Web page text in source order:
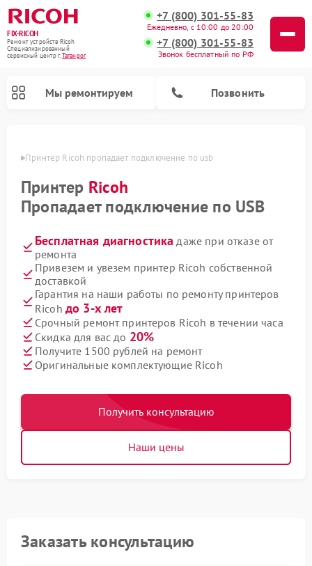
FIX-RICOH
Ремонт устройств Ricoh
Специализированный
cервисный центр г.Таганрог
+7 (800) 301-55-83
Ежедневно, с 10:00 до 20:00
+7 (800) 301-55-83
Звонок бесплатный по РФ
Мы ремонтируем Позвонить
Принтер Ricoh пропадает подключение по usb
Принтер Ricoh
Пропадает подключение по USB
Бесплатная диагностика даже при отказе от
ремонта
Привезем и увезем принтер Ricoh собственной
доставкой
Гарантия на наши работы по ремонту принтеров
Ricoh до 3-х лет
Срочный ремонт принтеров Ricoh в течении часа
Скидка для вас до 20%
Получите 1500 рублей на ремонт
Оригинальные комплектующие Ricoh
Получить консультацию
Наши цены
Заказать консультацию